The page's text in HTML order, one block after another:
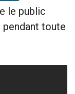
le public
pendant toute